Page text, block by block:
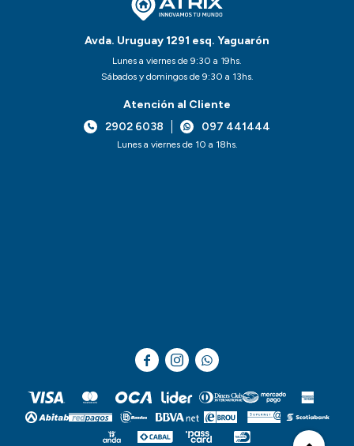
Avda. Uruguay 1291 esq. Yaguarón
Lunes a viernes de 9:30 a 19hs.
Sábados y domingos de 9:30 a 13hs.
Atención al Cliente
2902 6038
097 441444
Lunes a viernes de 10 a 18hs.
  